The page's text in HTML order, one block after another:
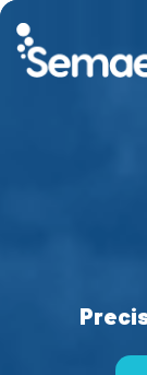
Skip
content